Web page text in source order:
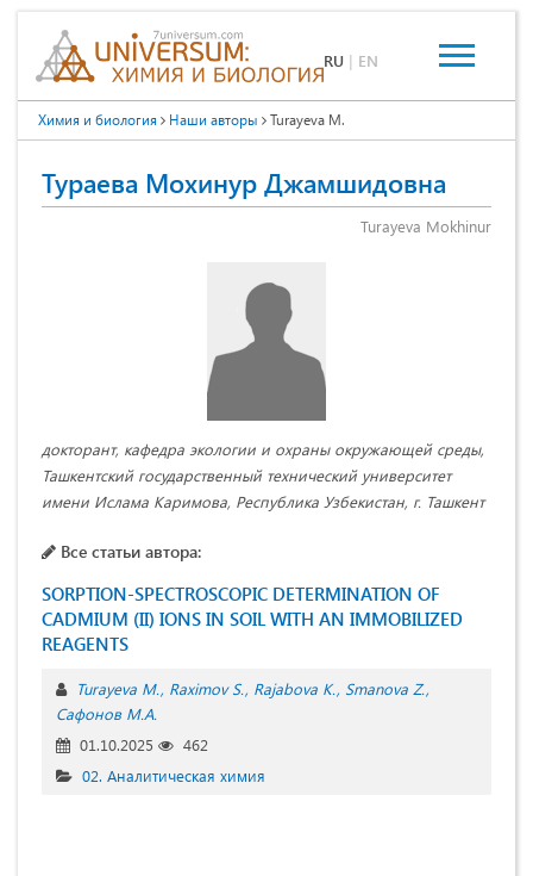
RU | EN
Химия и биология Наши авторы Turayeva M.
Тураева Мохинур Джамшидовна
Turayeva Mokhinur
докторант, кафедра экологии и охраны окружающей среды,
Ташкентский государственный технический университет
имени Ислама Каримова, Республика Узбекистан, г. Ташкент
Все статьи автора:
SORPTION-SPECTROSCOPIC DETERMINATION OF
CADMIUM (II) IONS IN SOIL WITH AN IMMOBILIZED
REAGENTS
Turayeva M. Raximov S. Rajabova K. Smanova Z.
Сафонов М.А.
01.10.2025
462
02. Аналитическая химия